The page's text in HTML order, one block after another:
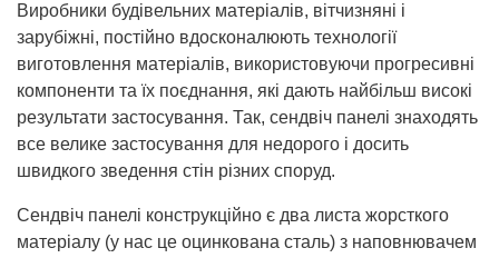
Виробники будівельних матеріалів, вітчизняні і
зарубіжні, постійно вдосконалюють технології
виготовлення матеріалів, використовуючи прогресивні
компоненти та їх поєднання, які дають найбільш високі
результати застосування. Так, сендвіч панелі знаходять
все велике застосування для недорого і досить
швидкого зведення стін різних споруд.
Сендвіч панелі конструкційно є два листа жорсткого
матеріалу (у нас це оцинкована сталь) з наповнювачем